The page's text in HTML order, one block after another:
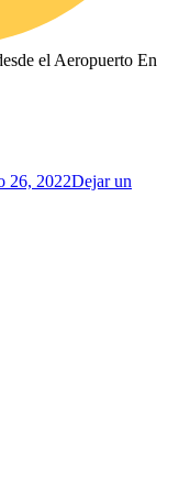
el Aeropuerto En
26, 2022Dejar un